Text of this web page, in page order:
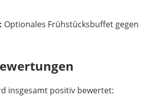
Optionales Frühstücksbuffet gegen
insgesamt positiv bewertet: